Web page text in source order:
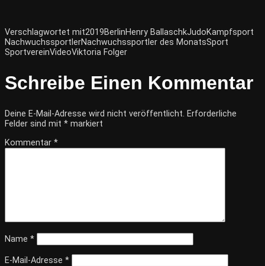
Verschlagwortet mit2019BerlinHenry BallaschkJudoKampfsport
NachwuchssportlerNachwuchssportler des MonatsSport
SportvereinVideoViktoria Folger
Schreibe Einen Kommentar
Deine E-Mail-Adresse wird nicht veröffentlicht. Erforderliche
Felder sind mit * markiert
Kommentar *
Name *
E-Mail-Adresse *